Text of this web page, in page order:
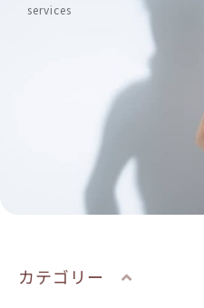
services
カテゴリー